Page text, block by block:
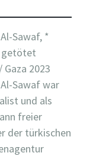
Sawaf, *
getötet
Gaza 2023
Sawaf war
und als
freier
der türkischen